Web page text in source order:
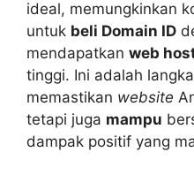
ideal, memungkinkan
untuk beli Domain ID
mendapatkan web
tinggi. Ini adalah
memastikan website
tetapi juga mampu
dampak positif yang